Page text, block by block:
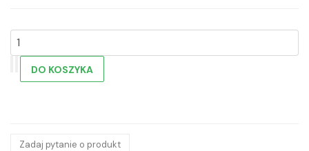
Zadaj pytanie o produkt